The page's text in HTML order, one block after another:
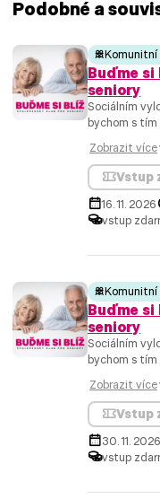
Podobné a
Komunitní
Buďme si
seniory
Sociálním
bychom s tím
Zobrazit více
Vstup
16. 11. 2026
vstup
Komunitní
Buďme si
seniory
Sociálním
bychom s tím
Zobrazit více
Vstup
30. 11. 2026
vstup